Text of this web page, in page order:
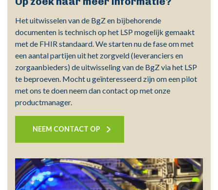
Het uitwisselen van de BgZ en bijbehorende
documenten is technisch op het LSP mogelijk gemaakt
met de FHIR standaard. We starten nu de fase om met
een aantal partijen uit het zorgveld (leveranciers en
zorgaanbieders) de uitwisseling van de BgZ via het LSP
te beproeven. Mocht u geïnteresseerd zijn om een pilot
met ons te doen neem dan contact op met onze
productmanager.
NEEM CONTACT OP